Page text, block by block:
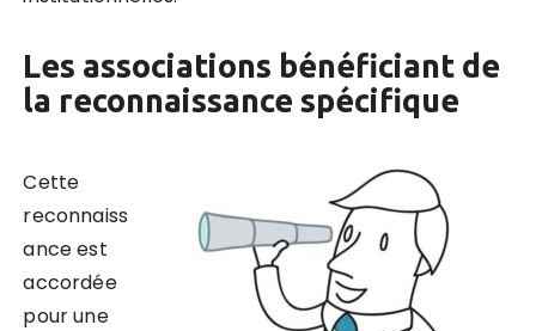
Les associations bénéficiant de
la reconnaissance spécifique
Cette
reconnaiss
ance est
accordée
pour une